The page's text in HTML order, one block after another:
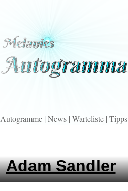
Adam Sandler
Autogramme | News | Warteliste | Tipps